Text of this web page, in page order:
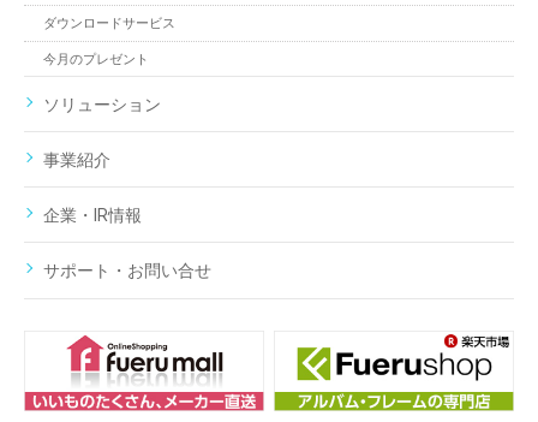
ダウンロードサービス
今月のプレゼント
ソリューション
事業紹介
企業・IR情報
サポート・お問い合せ